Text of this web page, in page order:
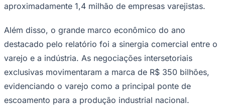
Competições de Futebol
Brasileirão Série A
Brasileirão Série B
Paulistão
Copa do Brasil
Sul-Americana
Copa América
Champions League
Premier League
aproximadamente 1,4 milhão de empresas varejistas.
Além disso, o grande marco econômico do ano
destacado pelo relatório foi a sinergia comercial entre o
varejo e a indústria. As negociações intersetoriais
exclusivas movimentaram a marca de R$ 350 bilhões,
evidenciando o varejo como a principal ponte de
escoamento para a produção industrial nacional.